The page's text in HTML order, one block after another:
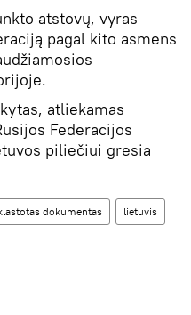
atstovų, vyras
pagal kito asmens
atliekamas
Federacijos
piliečiui gresia
dokumentas lietuvis